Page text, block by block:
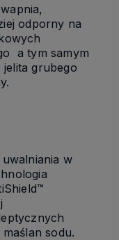
odporny na
a tym samym
grubego
w
sodu.